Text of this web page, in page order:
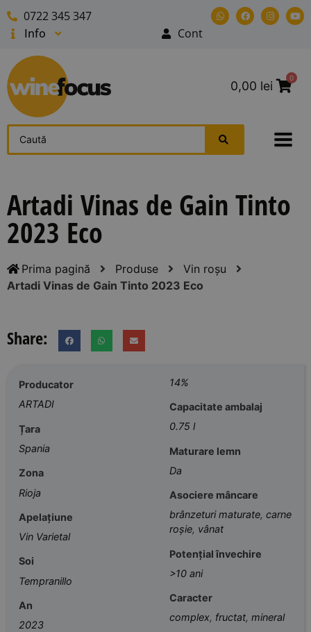
0722 345 347
Info
Cont
0,00 lei
0
Artadi Vinas de Gain Tinto
2023 Eco
Prima pagină Produse
Vin roșu
Artadi Vinas de Gain Tinto 2023 Eco
Share:
Producator
ARTADI
Țara
Spania
Zona
Rioja
Apelațiune
Vin Varietal
Soi
Tempranillo
An
2023
14%
Capacitate ambalaj
0.75 l
Maturare lemn
Da
Asociere mâncare
brânzeturi maturate,carne
roșie, vânat
Potențial învechire
>10 ani
Caracter
complex, fructat,mineral